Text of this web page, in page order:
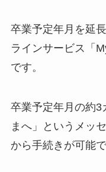
卒業予定年月を延
ラインサービス「
です。
卒業予定年月の約3
まへ」というメッ
から手続きが可能で